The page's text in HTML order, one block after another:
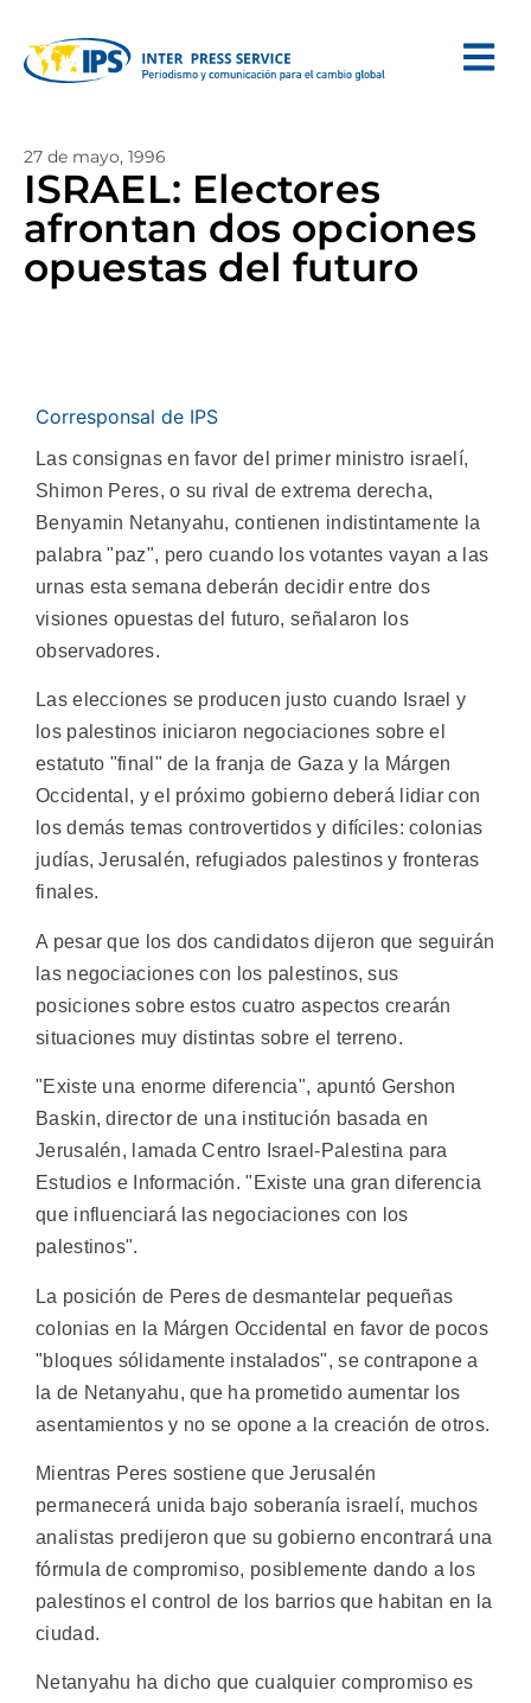
27 de mayo, 1996
ISRAEL: Electores
afrontan dos opciones
opuestas del futuro
Corresponsal de IPS
Las consignas en favor del primer ministro israelí,
Shimon Peres, o su rival de extrema derecha,
Benyamin Netanyahu, contienen indistintamente la
palabra "paz", pero cuando los votantes vayan a las
urnas esta semana deberán decidir entre dos
visiones opuestas del futuro, señalaron los
observadores.
Las elecciones se producen justo cuando Israel y
los palestinos iniciaron negociaciones sobre el
estatuto "final" de la franja de Gaza y la Márgen
Occidental, y el próximo gobierno deberá lidiar con
los demás temas controvertidos y difíciles: colonias
judías, Jerusalén, refugiados palestinos y fronteras
finales.
A pesar que los dos candidatos dijeron que seguirán
las negociaciones con los palestinos, sus
posiciones sobre estos cuatro aspectos crearán
situaciones muy distintas sobre el terreno.
"Existe una enorme diferencia", apuntó Gershon
Baskin, director de una institución basada en
Jerusalén, lamada Centro Israel-Palestina para
Estudios e Información. "Existe una gran diferencia
que influenciará las negociaciones con los
palestinos".
La posición de Peres de desmantelar pequeñas
colonias en la Márgen Occidental en favor de pocos
"bloques sólidamente instalados", se contrapone a
la de Netanyahu, que ha prometido aumentar los
asentamientos y no se opone a la creación de otros.
Mientras Peres sostiene que Jerusalén
permanecerá unida bajo soberanía israelí, muchos
analistas predijeron que su gobierno encontrará una
fórmula de compromiso, posiblemente dando a los
palestinos el control de los barrios que habitan en la
ciudad.
Netanyahu ha dicho que cualquier compromiso es